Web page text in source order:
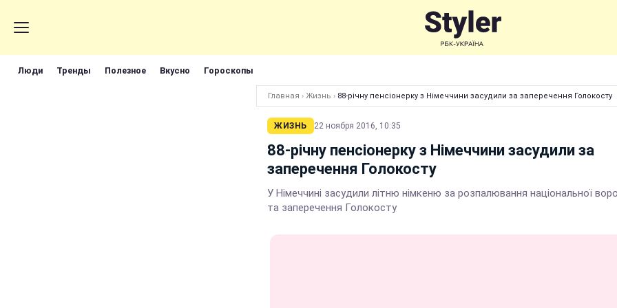
Люди Тренды Полезное Вкусно Гороскопы
Главная › Жизнь › 88-річну пенсіонерку з Німеччини засудили за заперечення Голокосту
ЖИЗНЬ 22 ноября 2016, 10:35
88-річну пенсіонерку з Німеччини засудили за
заперечення Голокосту
У Німеччині засудили літню німкеню за розпалювання національної
та заперечення Голокосту